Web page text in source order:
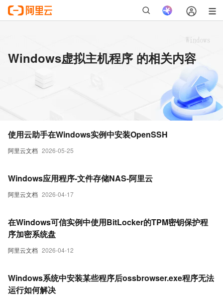
Windows虚拟主机程序 的相关内容
阿里云文档 2026-05-25
使用云助手在Windows实例中安装OpenSSH
阿里云文档 2026-04-17
Windows应用程序-文件存储NAS-阿里云
阿里云文档 2026-04-12
在Windows可信实例中使用BitLocker的TPM密钥保护程
序加密系统盘
Windows系统中安装某些程序后ossbrowser.exe程序无法
运行如何解决